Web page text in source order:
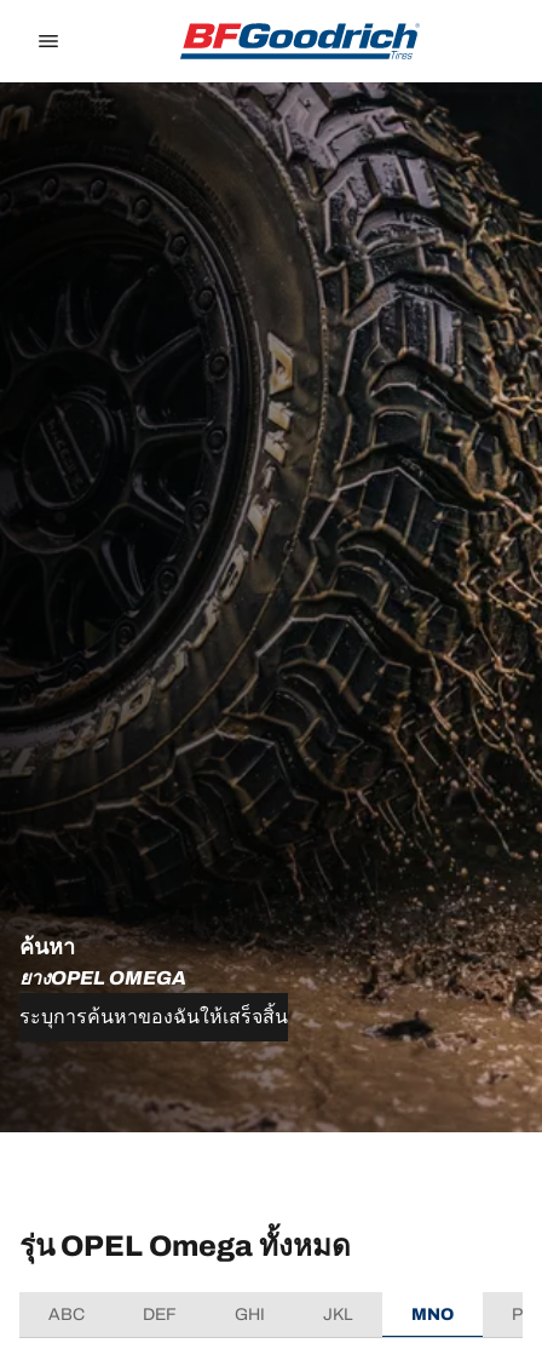
ค้นหา
ยางOPEL OMEGA
ระบุการค้นหาของฉันให้เสร็จสิ้น
รุ่น OPEL Omega ทั้งหมด
ABC DEF GHI JKL MNO